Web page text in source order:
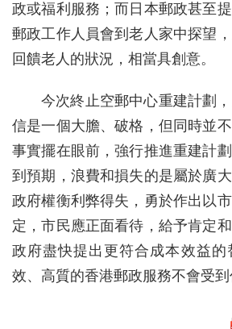
政或福利服務；而日本郵政甚至
郵政工作人員會到老人家中探望
回饋老人的狀況，相當具創意。
今次終止空郵中心重建計劃
信是一個大膽、破格，但同時並
事實擺在眼前，強行推進重建計
到預期，浪費和損失的是屬於廣
政府權衡利弊得失，勇於作出以
定，市民應正面看待，給予肯定
政府盡快提出更符合成本效益的
效、高質的香港郵政服務不會受到